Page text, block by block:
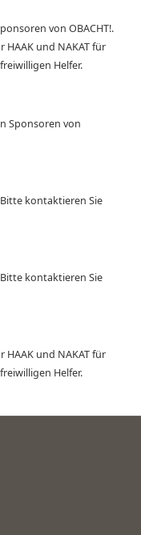
von OBACHT!.
und NAKAT für
Helfer.
Sponsoren von
kontaktieren Sie
kontaktieren Sie
und NAKAT für
Helfer.